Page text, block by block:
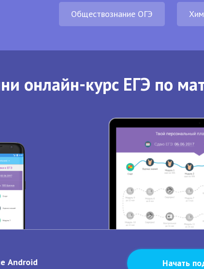
Обществознание ОГЭ
онлайн-курс ЕГЭ по
Android Начать